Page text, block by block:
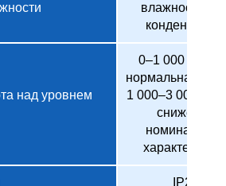
влажности
конденсации)
над уровнем
0–1 000
нормальная
1 000–3 000
снижение
номинальных
IP20